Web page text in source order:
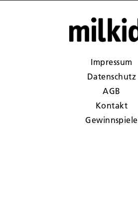
Impressum
Datenschutz
AGB
Kontakt
Gewinnspiele